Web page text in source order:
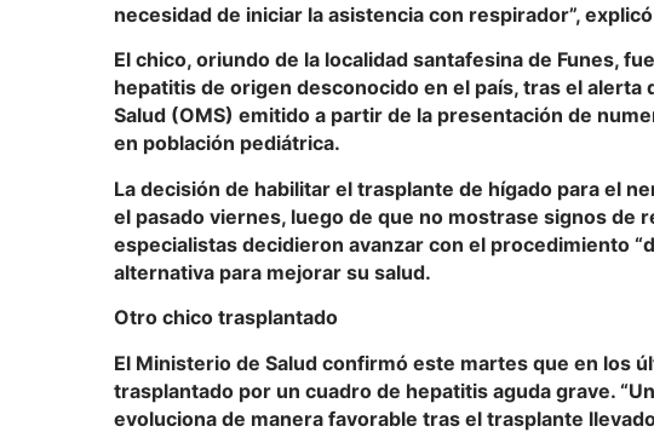
necesidad de iniciar la asistencia con respirador”,
El chico, oriundo de la localidad santafesina de Funes,
hepatitis de origen desconocido en el país, tras el alerta
Salud (OMS) emitido a partir de la presentación de
en población pediátrica.
La decisión de habilitar el trasplante de hígado para el
el pasado viernes, luego de que no mostrase signos de
especialistas decidieron avanzar con el procedimiento
alternativa para mejorar su salud.
Otro chico trasplantado
El Ministerio de Salud confirmó este martes que en los
trasplantado por un cuadro de hepatitis aguda grave.
evoluciona de manera favorable tras el trasplante